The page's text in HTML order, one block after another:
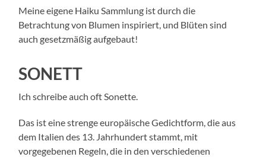
Meine eigene Haiku Sammlung ist durch die
Betrachtung von Blumen inspiriert, und Blüten sind
auch gesetzmäßig aufgebaut!
SONETT
Ich schreibe auch oft Sonette.
Das ist eine strenge europäische Gedichtform, die aus
dem Italien des 13. Jahrhundert stammt, mit
vorgegebenen Regeln, die in den verschiedenen